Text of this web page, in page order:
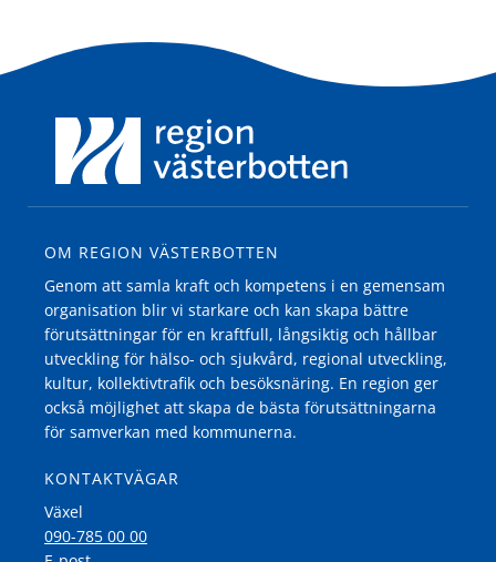
OM REGION VÄSTERBOTTEN
Genom att samla kraft och kompetens i en gemensam
organisation blir vi starkare och kan skapa bättre
förutsättningar för en kraftfull, långsiktig och hållbar
utveckling för hälso- och sjukvård, regional utveckling,
kultur, kollektivtrafik och besöksnäring. En region ger
också möjlighet att skapa de bästa förutsättningarna
för samverkan med kommunerna.
KONTAKTVÄGAR
Växel
090-785 00 00